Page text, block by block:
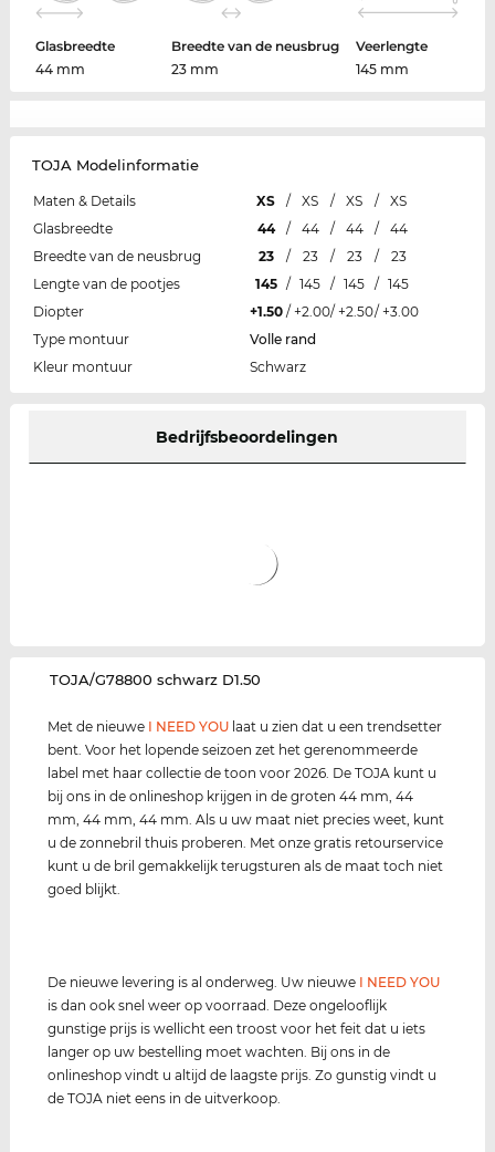
Glasbreedte
44 mm
Breedte van de neusbrug
23 mm
Veerlengte
145 mm
TOJA Modelinformatie
Maten & Details XS / XS / XS /
XS
Glasbreedte
44 / 44 / 44 /
44
Breedte van de neusbrug
23 / 23 / 23 /
23
Lengte van de pootjes
145 / 145 / 145 / 145
Diopter
+1.50 / +2.00/ +2.50/ +3.00
Type montuur
Volle rand
Kleur montuur
Schwarz
Bedrijfsbeoordelingen
‌TOJA/G78800 schwarz D1.50
Met de nieuwe I NEED YOU laat u zien dat u een trendsetter
bent. Voor het lopende seizoen zet het gerenommeerde
label met haar collectie de toon voor 2026. De TOJA kunt u
bij ons in de onlineshop krijgen in de groten 44 mm, 44
mm, 44 mm, 44 mm. Als u uw maat niet precies weet, kunt
u de zonnebril thuis proberen. Met onze gratis retourservice
kunt u de bril gemakkelijk terugsturen als de maat toch niet
goed blijkt.
De nieuwe levering is al onderweg. Uw nieuwe I NEED YOU
is dan ook snel weer op voorraad. Deze ongelooflijk
gunstige prijs is wellicht een troost voor het feit dat u iets
langer op uw bestelling moet wachten. Bij ons in de
onlineshop vindt u altijd de laagste prijs. Zo gunstig vindt u
de TOJA niet eens in de uitverkoop.